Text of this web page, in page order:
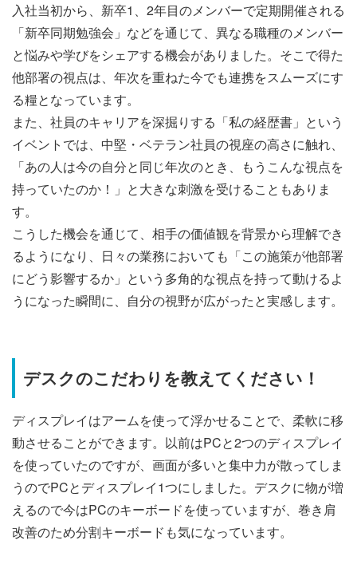
入社当初から、新卒1、2年目のメンバーで定期開催される
「新卒同期勉強会」などを通じて、異なる職種のメンバー
と悩みや学びをシェアする機会がありました。そこで得た
他部署の視点は、年次を重ねた今でも連携をスムーズにす
る糧となっています。
また、社員のキャリアを深掘りする「私の経歴書」という
イベントでは、中堅・ベテラン社員の視座の高さに触れ、
「あの人は今の自分と同じ年次のとき、もうこんな視点を
持っていたのか！」と大きな刺激を受けることもありま
す。
こうした機会を通じて、相手の価値観を背景から理解でき
るようになり、日々の業務においても「この施策が他部署
にどう影響するか」という多角的な視点を持って動けるよ
うになった瞬間に、自分の視野が広がったと実感します。
デスクのこだわりを教えてください！
ディスプレイはアームを使って浮かせることで、柔軟に移
動させることができます。以前はPCと2つのディスプレイ
を使っていたのですが、画面が多いと集中力が散ってしま
うのでPCとディスプレイ1つにしました。デスクに物が増
えるので今はPCのキーボードを使っていますが、巻き肩
改善のため分割キーボードも気になっています。